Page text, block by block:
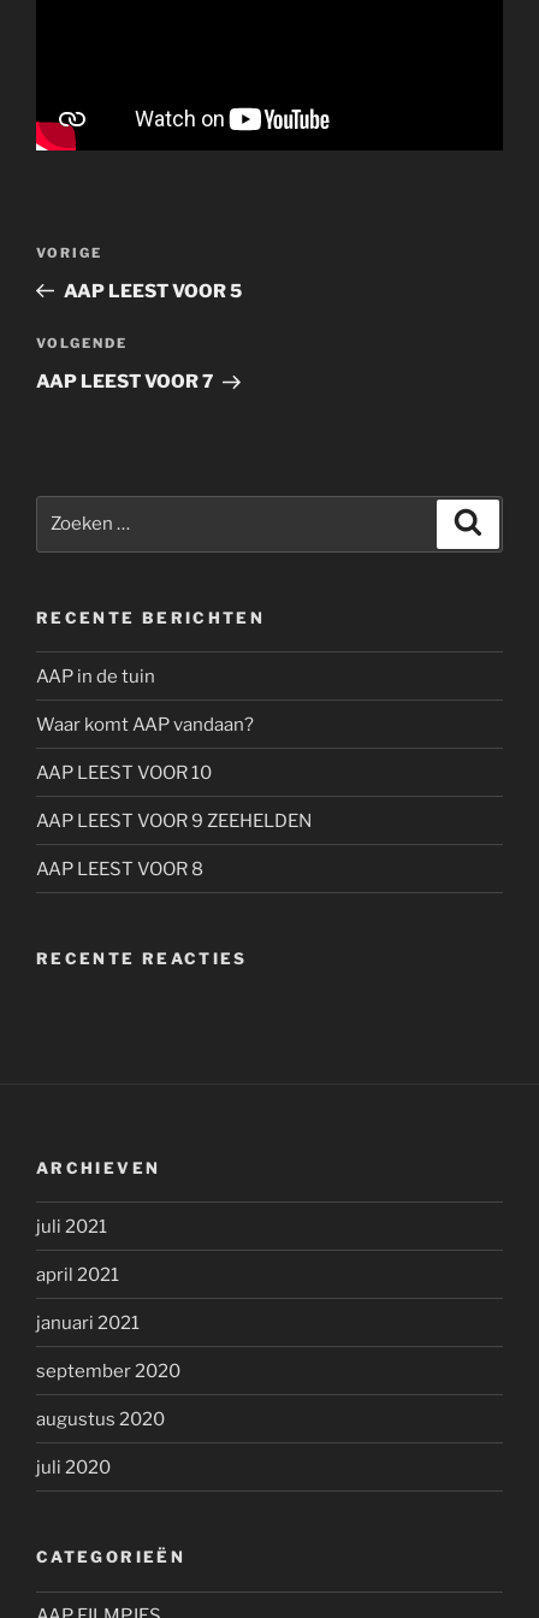
Vorig
bericht
VORIGE
AAP LEEST VOOR 5
Volgend
bericht
VOLGENDE
AAP LEEST VOOR 7
RECENTE BERICHTEN
AAP in de tuin
Waar komt AAP vandaan?
AAP LEEST VOOR 10
AAP LEEST VOOR 9 ZEEHELDEN
AAP LEEST VOOR 8
RECENTE REACTIES
ARCHIEVEN
juli 2021
april 2021
januari 2021
september 2020
augustus 2020
juli 2020
CATEGORIEËN